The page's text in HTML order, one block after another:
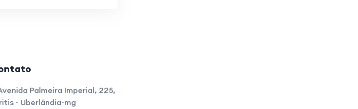
Palmeira Imperial, 225,
- Uberlândia-mg